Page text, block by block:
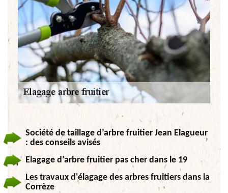
Société de taillage d’arbre fruitier Jean Elagueur
: des conseils avisés
Elagage d’arbre fruitier pas cher dans le 19
Les travaux d'élagage des arbres fruitiers dans la
Corrèze